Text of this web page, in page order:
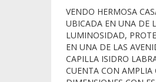
VENDO HERMOSA
UBICADA EN UNA DE
LUMINOSIDAD,
EN UNA DE LAS
CAPILLA ISIDRO
CUENTA CON AMPLIA